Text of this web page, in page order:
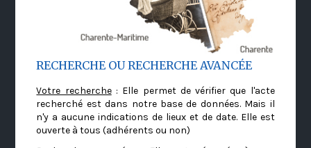
RECHERCHE OU RECHERCHE AVANCÉE
Votre recherche: Elle permet de vérifier que l'acte
recherché est dans notre base de données. Mais il
n'y a aucune indications de lieux et de date. Elle est
ouverte à tous (adhérents ou non)